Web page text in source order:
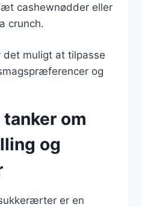
cashewnødder eller
crunch.
det muligt at tilpasse
og
om
og
er en